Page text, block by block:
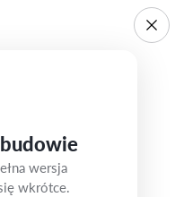
wersja
wkrótce.